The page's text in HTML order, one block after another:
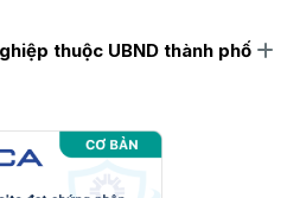
thuộc UBND thành phố